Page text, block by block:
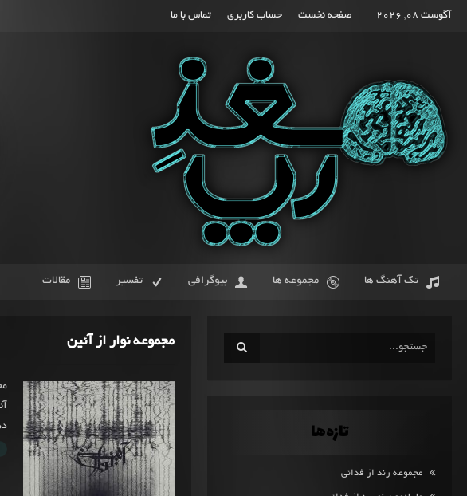
آگوست 08, 2026 صفحه نخست حساب کاربری تماس با ما
تک آهنگ ها مجموعه ها بیوگرافی تفسیر مقالات
مجموعه نوار از آئین
تازه‌ها
مجموعه رند از فدائی